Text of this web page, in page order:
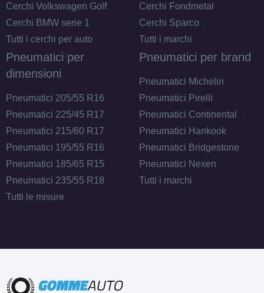
Cerchi Volkswagen Golf
Cerchi BMW serie 1
Tutti i cerchi per auto
Cerchi Fondmetal
Cerchi Sparco
Tutti i marchi
Pneumatici per
dimensioni
Pneumatici 205/55 R16
Pneumatici 225/45 R17
Pneumatici 215/60 R17
Pneumatici 195/55 R16
Pneumatici 185/65 R15
Pneumatici 235/55 R18
Tutti le misure
Pneumatici per brand
Pneumatici Michelin
Pneumatici Pirelli
Pneumatici Continental
Pneumatici Hankook
Pneumatici Bridgestone
Pneumatici Nexen
Tutti i marchi